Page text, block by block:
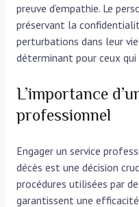
preuve d’empathie. Le
préservant la
perturbations dans leur
déterminant pour ceux
L’importance
professionnel
Engager un service
décès est une décision
procédures utilisées par
garantissent une